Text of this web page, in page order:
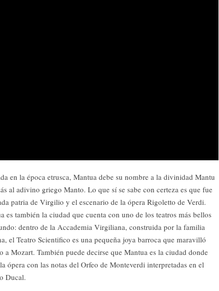
en la época etrusca, Mantua debe su nombre a la divinidad Mantu
al adivino griego Manto. Lo que sí se sabe con certeza es que fue
patria de Virgilio y el escenario de la ópera Rigoletto de Verdi.
es también la ciudad que cuenta con uno de los teatros más bellos
dentro de la Accademia Virgiliana, construida por la familia
el Teatro Scientifico es una pequeña joya barroca que maravilló
a Mozart. También puede decirse que Mantua es la ciudad donde
ópera con las notas del Orfeo de Monteverdi interpretadas en el
Ducal.